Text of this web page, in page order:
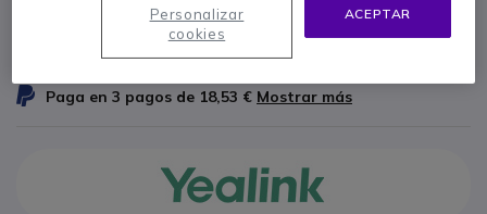
4 productos en stock plataforma
5-7 días
Paga en 3 pagos de 18,53 € Mostrar más
ACEPTAR
Personalizar
cookies